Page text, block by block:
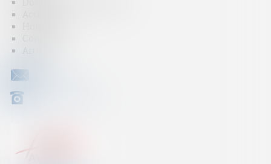
Articles